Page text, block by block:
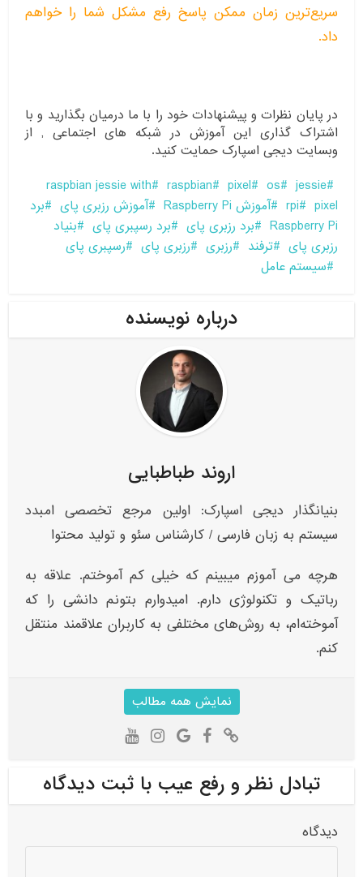
سریع‌ترین زمان ممکن پاسخ رفع مشکل شما را خواهم
داد.
در پایان نظرات و پیشنهادات خود را با ما درمیان بگذارید و با
اشتراک گذاری این آموزش در شبکه های اجتماعی , از
وبسایت دیجی اسپارک حمایت کنید.
jessie
os
pixel
raspbian
raspbian jessie with
pixel
rpi آموزش Raspberry Pi آموزش رزبری پای
برد
Raspberry Pi
برد رزبری پای برد رسپبری پای
بنیاد
رزبری پای
ترفند رزبری رزبری پای
رسپبری پای
سیستم عامل
درباره نویسنده
اروند طباطبایی
بنیانگذار دیجی اسپارک: اولین مرجع تخصصی امبدد
سیستم به زبان فارسی / کارشناس سئو و تولید محتوا
هرچه می آموزم میبینم که خیلی کم آموختم. علاقه به
رباتیک و تکنولوژی دارم. امیدوارم بتونم دانشی را که
آموخته‌ام، به روش‌های مختلفی به کاربران علاقمند منتقل
کنم.
نمایش همه مطالب
تبادل نظر و رفع عیب با ثبت دیدگاه
دیدگاه